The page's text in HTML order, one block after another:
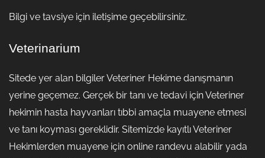
Bilgi ve tavsiye için iletişime geçebilirsiniz.
Veterinarium
Sitede yer alan bilgiler Veteriner Hekime danışmanın
yerine geçemez. Gerçek bir tanı ve tedavi için Veteriner
hekimin hasta hayvanları tıbbi amaçla muayene etmesi
ve tanı koyması gereklidir. Sitemizde kayıtlı Veteriner
Hekimlerden muayene için online randevu alabilir yada